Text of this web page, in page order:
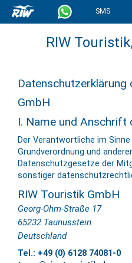
SMS
RIW
Datenschutzerklärung
GmbH
I. Name und Anschrift
Der Verantwortliche im
Grundverordnung und
Datenschutzgesetze der
sonstiger
RIW Touristik GmbH
Georg-Ohm-Straße 17
65232 Taunusstein
Deutschland
Tel.: +49 (0) 6128 74081-0